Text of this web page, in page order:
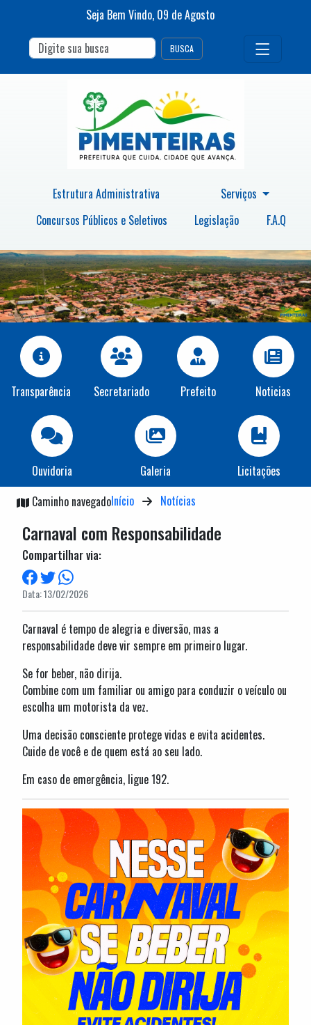
Seja Bem Vindo, 09 deAgosto
BUSCA
Estrutura Administrativa
Serviços
Concursos Públicos e Seletivos
Legislação F.A.Q
Transparência Secretariado Prefeito Noticias
Ouvidoria Galeria
Licitações
Caminho navegadoInício Notícias
Carnaval com Responsabilidade
Compartilhar via:
Data: 13/02/2026
Carnaval é tempo de alegria e diversão, mas a
responsabilidade deve vir sempre em primeiro lugar.
Se for beber, não dirija.
Combine com um familiar ou amigo para conduzir o veículo ou
escolha um motorista da vez.
Uma decisão consciente protege vidas e evita acidentes.
Cuide de você e de quem está ao seu lado.
Em caso de emergência, ligue 192.